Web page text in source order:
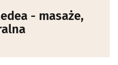
- masaże,